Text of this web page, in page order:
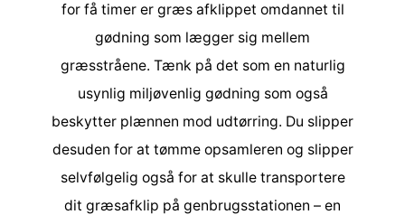
for få timer er græs afklippet omdannet til
gødning som lægger sig mellem
græsstråene. Tænk på det som en naturlig
usynlig miljøvenlig gødning som også
beskytter plænnen mod udtørring. Du slipper
desuden for at tømme opsamleren og slipper
selvfølgelig også for at skulle transportere
dit græsafklip på genbrugsstationen – en